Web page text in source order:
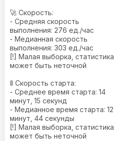
🚀 Скорость:
- Средняя скорость
выполнения: 276 ед./час
- Медианная скорость
выполнения: 303 ед./час
[!] Малая выборка, статистика
может быть неточной
🚦 Скорость старта:
- Среднее время старта: 14
минут, 15 секунд
- Медианное время старта: 12
минут, 44 секунды
[!] Малая выборка, статистика
может быть неточной